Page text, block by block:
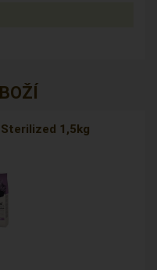
Sterilized 1,5kg